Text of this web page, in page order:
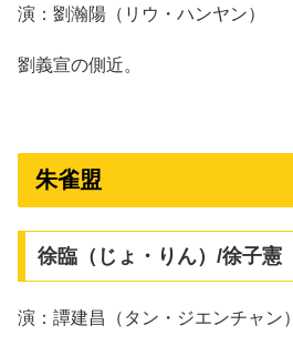
演：劉瀚陽（リウ・ハンヤン）
劉義宣の側近。
朱雀盟
徐臨（じょ・りん）/徐子憲
演：譚建昌（タン・ジエンチャン）